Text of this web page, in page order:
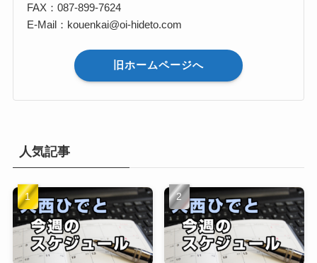
FAX：087-899-7624
E-Mail：kouenkai@oi-hideto.com
旧ホームページへ
人気記事